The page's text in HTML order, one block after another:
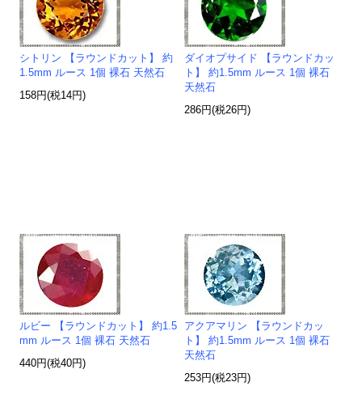
シトリン 【ラウンドカット】 約
1.5mm ルース 1個 裸石 天然石
158円(税14円)
ダイオプサイド 【ラウンドカッ
ト】 約1.5mm ルース 1個 裸石
天然石
286円(税26円)
ルビー 【ラウンドカット】 約1.5
mm ルース 1個 裸石 天然石
440円(税40円)
アクアマリン 【ラウンドカッ
ト】 約1.5mm ルース 1個 裸石
天然石
253円(税23円)